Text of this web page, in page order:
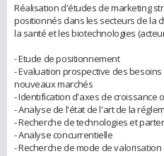
Réalisation d'études de marketing
positionnés dans les secteurs de la
la santé et les biotechnologies
- Etude de positionnement
- Evaluation prospective des
nouveaux marchés
- Identification d'axes de croissance
- Analyse de l'état de l'art de la
- Recherche de technologies et
- Analyse concurrentielle
- Recherche de mode de